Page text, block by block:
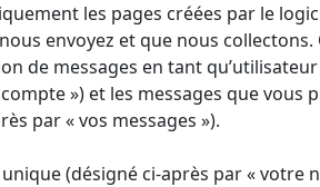
les pages créées par le
envoyez et que nous collectons.
de messages en tant
») et les messages que vous
par « vos messages »).
(désigné ci-après par « votre